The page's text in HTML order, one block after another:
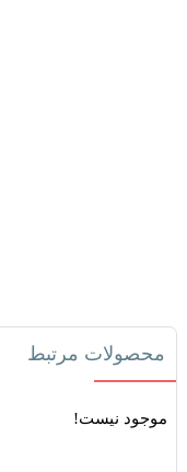
محصولات مرتبط
موجود نیست!